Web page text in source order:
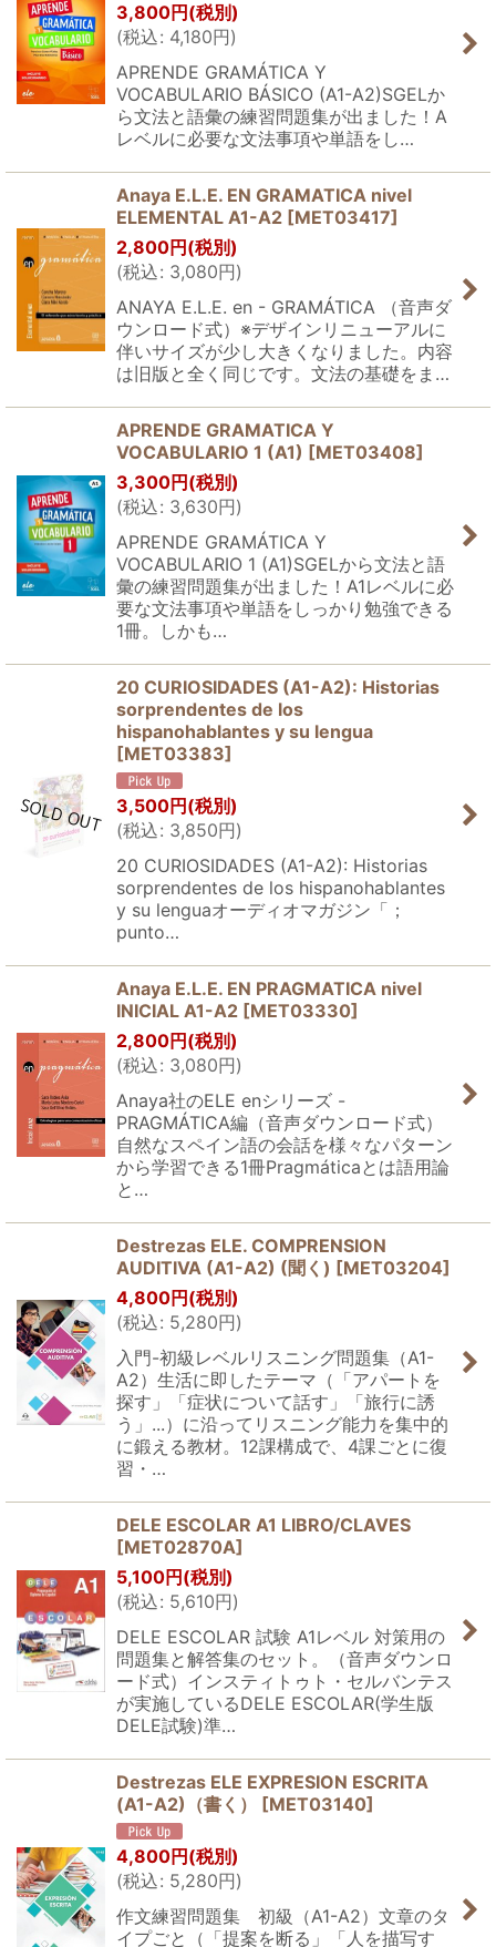
3,800円 (税別)
(税込: 4,180円)
APRENDE GRAMÁTICA Y
VOCABULARIO BÁSICO (A1-A2)SGELか
ら文法と語彙の練習問題集が出ました！A
レベルに必要な文法事項や単語をし…
Anaya E.L.E. EN GRAMATICA nivel
ELEMENTAL A1-A2 [MET03417]
2,800円 (税別)
(税込: 3,080円)
ANAYA E.L.E. en - GRAMÁTICA （音声ダ
ウンロード式）※デザインリニューアルに
伴いサイズが少し大きくなりました。内容
は旧版と全く同じです。文法の基礎をま…
APRENDE GRAMATICA Y
VOCABULARIO 1 (A1) [MET03408]
3,300円 (税別)
(税込: 3,630円)
APRENDE GRAMÁTICA Y
VOCABULARIO 1 (A1)SGELから文法と語
彙の練習問題集が出ました！A1レベルに必
要な文法事項や単語をしっかり勉強できる
1冊。しかも…
20 CURIOSIDADES (A1-A2): Historias
sorprendentes de los
hispanohablantes y su lengua
[MET03383]
3,500円 (税別)
(税込: 3,850円)
20 CURIOSIDADES (A1-A2): Historias
sorprendentes de los hispanohablantes
y su lenguaオーディオマガジン「；
punto…
Anaya E.L.E. EN PRAGMATICA nivel
INICIAL A1-A2 [MET03330]
2,800円 (税別)
(税込: 3,080円)
Anaya社のELE enシリーズ -
PRAGMÁTICA編（音声ダウンロード式）
自然なスペイン語の会話を様々なパターン
から学習できる1冊Pragmáticaとは語用論
と…
Destrezas ELE. COMPRENSION
AUDITIVA (A1-A2) (聞く) [MET03204]
4,800円 (税別)
(税込: 5,280円)
入門-初級レベルリスニング問題集（A1-
A2）生活に即したテーマ（「アパートを
探す」「症状について話す」「旅行に誘
う」...）に沿ってリスニング能力を集中的
に鍛える教材。12課構成で、4課ごとに復
習・…
DELE ESCOLAR A1 LIBRO/CLAVES
[MET02870A]
5,100円 (税別)
(税込: 5,610円)
DELE ESCOLAR 試験 A1レベル 対策用の
問題集と解答集のセット。（音声ダウンロ
ード式）インスティトゥト・セルバンテス
が実施しているDELE ESCOLAR(学生版
DELE試験)準…
Destrezas ELE EXPRESION ESCRITA
(A1-A2)（書く）
[MET03140]
4,800円 (税別)
(税込: 5,280円)
作文練習問題集 初級（A1-A2）文章のタ
イプごと（「提案を断る」「人を描写す